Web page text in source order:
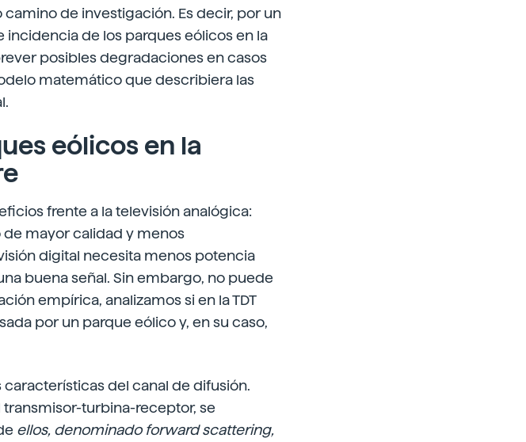
de investigación. Es decir, por un
de los parques eólicos en la
posibles degradaciones en casos
matemático que describiera las
eólicos en la
frente a la televisión analógica:
de mayor calidad y menos
digital necesita menos potencia
buena señal. Sin embargo, no puede
empírica, analizamos si en la TDT
por un parque eólico y, en su caso,
del canal de difusión.
turbina-receptor, se
ellos, denominado forward scattering,